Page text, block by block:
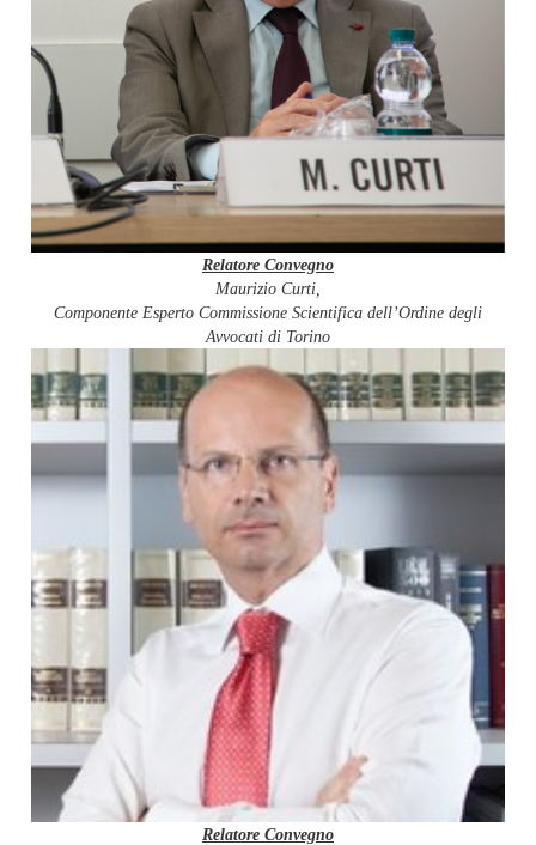
Relatore Convegno
Maurizio Curti,
Componente Esperto Commissione Scientifica dell’Ordine degli
Avvocati di Torino
Relatore Convegno